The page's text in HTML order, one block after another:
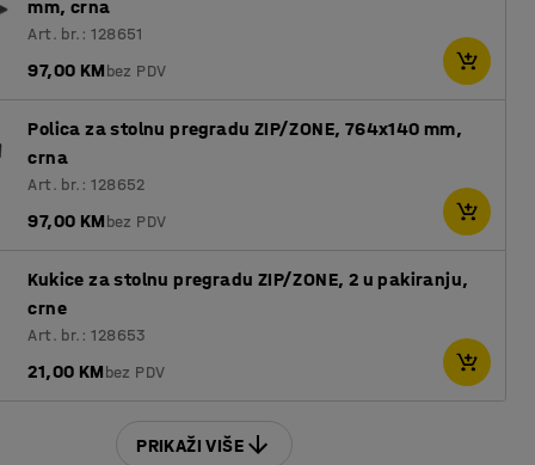
mm, crna
Art. br.: 128651
97,00 KMbez PDV
Polica za stolnu pregradu ZIP/ZONE, 764x140 mm,
crna
Art. br.: 128652
97,00 KMbez PDV
Kukice za stolnu pregradu ZIP/ZONE, 2 u pakiranju,
crne
Art. br.: 128653
21,00 KMbez PDV
PRIKAŽI VIŠE